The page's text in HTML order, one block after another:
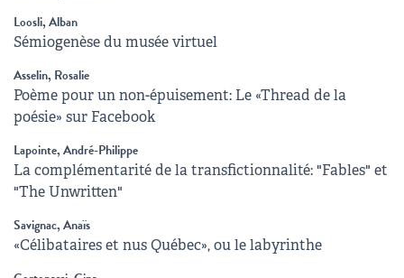
Loosli, Alban
Sémiogenèse du musée virtuel
Asselin, Rosalie
Poème pour un non-épuisement: Le «Thread de la
poésie» sur Facebook
Lapointe, André-Philippe
La complémentarité de la transfictionnalité: "Fables" et
"The Unwritten"
Savignac, Anaïs
«Célibataires et nus Québec», ou le labyrinthe